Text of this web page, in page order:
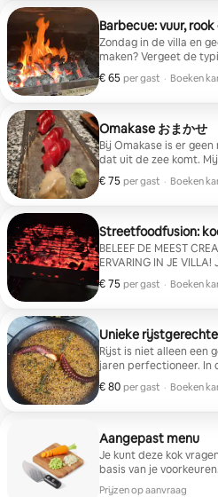
tomaat en avocado. •
gerookte kaas. Dessert: pannenkoeken met pistache of
Nutella.
Barbecue: vuur,
Zondag in de villa en
maken? Vergeet de
kok die je nodig hebt
van de zomer te
gewoon geweldig eten
nog nooit eerder hebt
naar een ontspannen
laten beslissen terwijl
€ 65 per gast
€ 65 per gast · Boeken
Omakase おまかせ
Bij Omakase is er
dat uit de zee komt.
dialoog met het
je vertrouwen aan mij;
versheid en het ritme
uitnodiging om te
de persoon die het
beleef de ervaring
€ 75 per gast
€ 75 per gast · Boeken
Streetfoodfusion:
BELEEF DE MEEST
ERVARING IN JE
een baanbrekende,
fusion-streetfoodworkshop: • Ceviche
pastor met anticucho •Gebakken udon met Lomo
Saltado • Diverse mochi's We koken naast elkaar,
tussen de fornuizen
keuken vlekkeloos
€ 75 per gast
€ 75 per gast · Boeken
Unieke
Rijst is niet alleen een
jaren perfectioneer. In
mijn keuken, mijn
komen en een dag te
de versheid van de
bereiden - of je zult
voor stap - gekookt
met respect voor de
€ 80 per gast
€ 80 per gast · Boeken
Aangepast menu
Je kunt deze kok
basis van je voorkeuren.
Prijzen op aanvraag